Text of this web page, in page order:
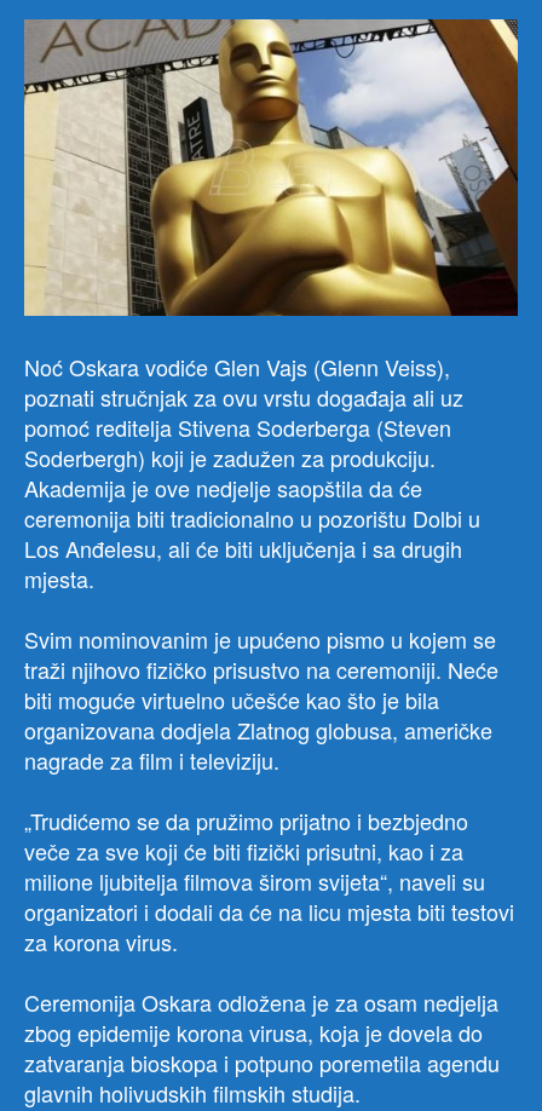
Noć Oskara vodiće Glen Vajs (Glenn Veiss),
poznati stručnjak za ovu vrstu događaja ali uz
pomoć reditelja Stivena Soderberga (Steven
Soderbergh) koji je zadužen za produkciju.
Akademija je ove nedjelje saopštila da će
ceremonija biti tradicionalno u pozorištu Dolbi u
Los Anđelesu, ali će biti uključenja i sa drugih
mjesta.
Svim nominovanim je upućeno pismo u kojem se
traži njihovo fizičko prisustvo na ceremoniji. Neće
biti moguće virtuelno učešće kao što je bila
organizovana dodjela Zlatnog globusa, američke
nagrade za film i televiziju.
„Trudićemo se da pružimo prijatno i bezbjedno
veče za sve koji će biti fizički prisutni, kao i za
milione ljubitelja filmova širom svijeta“, naveli su
organizatori i dodali da će na licu mjesta biti testovi
za korona virus.
Ceremonija Oskara odložena je za osam nedjelja
zbog epidemije korona virusa, koja je dovela do
zatvaranja bioskopa i potpuno poremetila agendu
glavnih holivudskih filmskih studija.